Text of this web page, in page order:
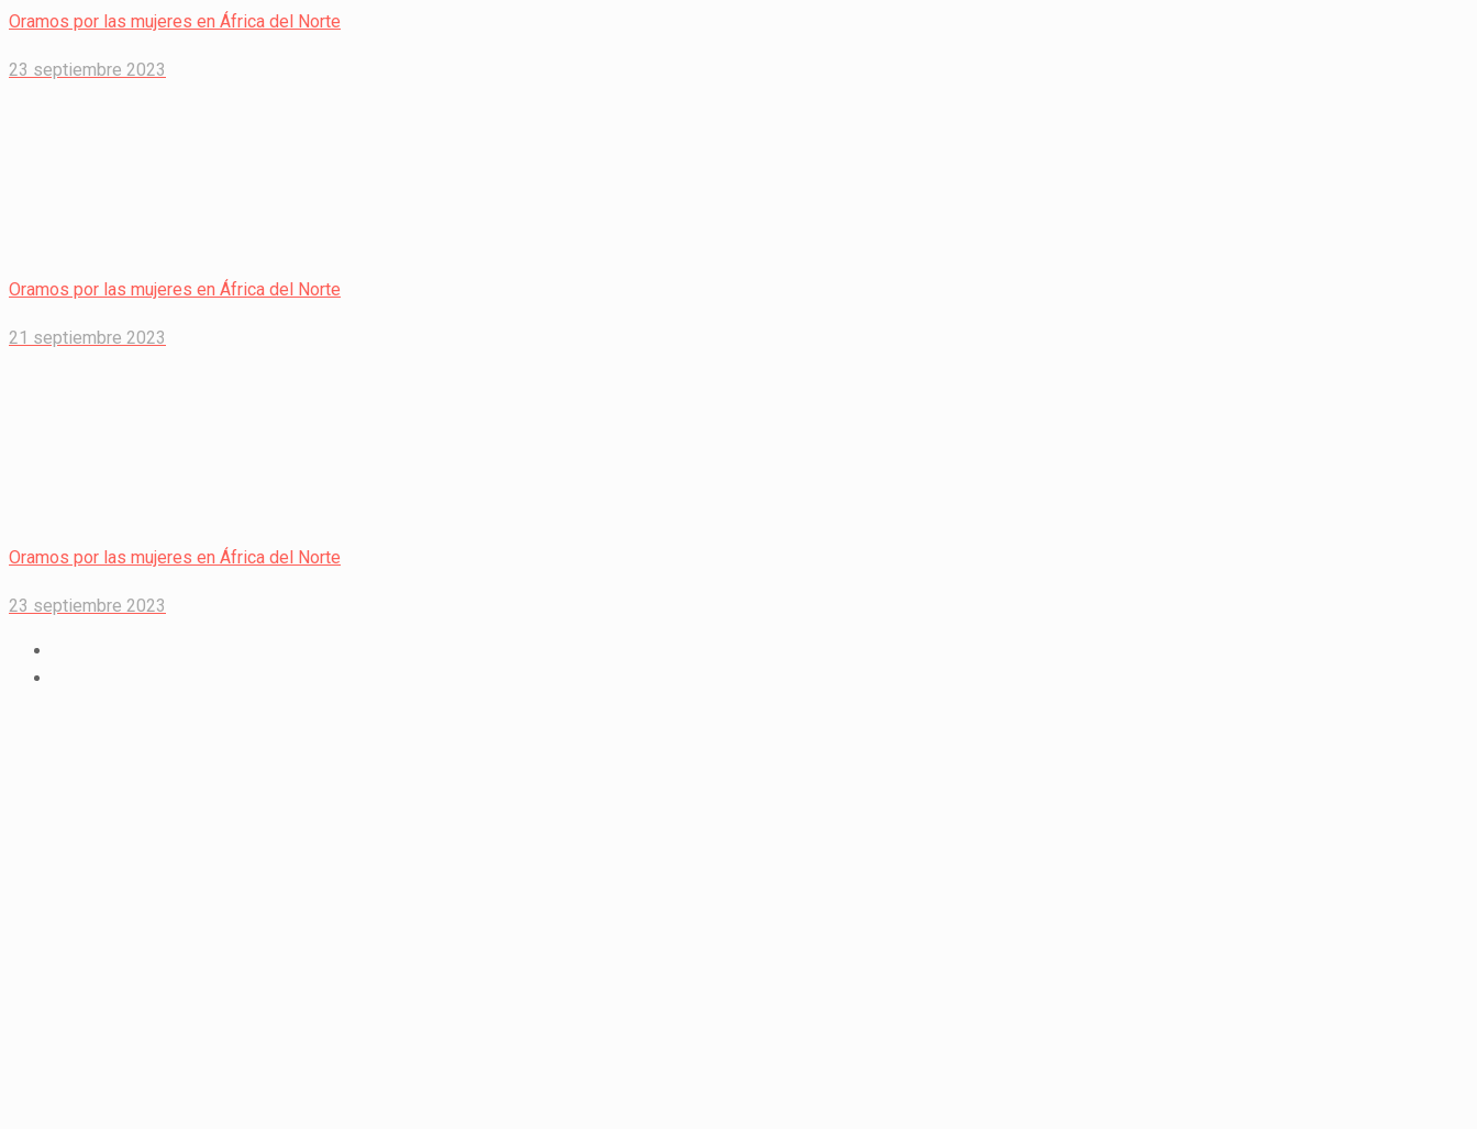
Oramos por las mujeres en África del Norte
23 septiembre 2023
Oramos por las mujeres en África del Norte
21 septiembre 2023
Oramos por las mujeres en África del Norte
23 septiembre 2023